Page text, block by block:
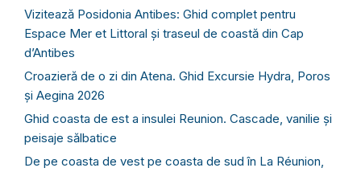
Vizitează Posidonia Antibes: Ghid complet pentru
Espace Mer et Littoral și traseul de coastă din Cap
d’Antibes
Croazieră de o zi din Atena. Ghid Excursie Hydra, Poros
și Aegina 2026
Ghid coasta de est a insulei Reunion. Cascade, vanilie și
peisaje sălbatice
De pe coasta de vest pe coasta de sud în La Réunion,